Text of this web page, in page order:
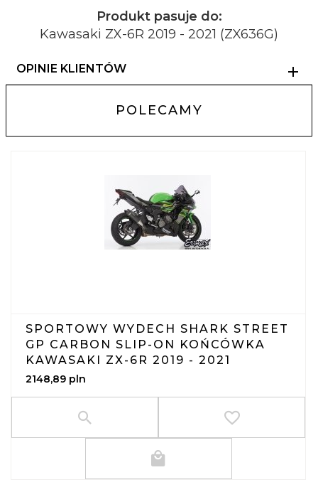
Produkt pasuje do:
Kawasaki ZX-6R 2019 - 2021 (ZX636G)
OPINIE KLIENTÓW
POLECAMY
SPORTOWY WYDECH SHARK STREET
GP CARBON SLIP-ON KOŃCÓWKA
KAWASAKI ZX-6R 2019 - 2021
2148,89 pln